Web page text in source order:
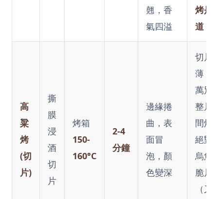
翹，香
氣四溢
烤是
道！
高
粱
烤
(切
片)
撕
膜
浸
酒
切
片
烤箱
150-
160°C
2-4
分鐘
邊緣捲
曲，表
面冒
泡，顏
色變深
切片
薄，
萬別
整片
間烤
絕對
烏魚
脆片
（又